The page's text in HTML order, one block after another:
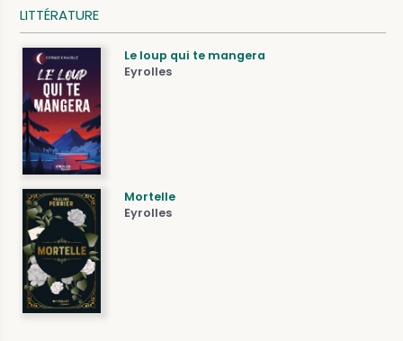
LITTÉRATURE
Le loup qui te mangera
Eyrolles
Mortelle
Eyrolles